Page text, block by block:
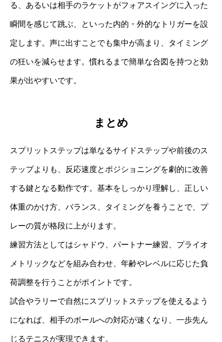
る、あるいは相手のラケットがフォアスイングに入った
瞬間を感じて跳ぶ、といった内的・外的なトリガーを設
定します。声に出すことでも集中が高まり、タイミング
の狂いを減らせます。慣れるまで簡単な合図を持つと効
果が出やすいです。
まとめ
スプリットステップは単なるサイドステップや前後のス
テップよりも、反応速度とポジショニングを劇的に改善
する鍵となる動作です。基本をしっかり理解し、正しい
体重のかけ方、バランス、タイミングを養うことで、プ
レーの質が格段に上がります。
練習方法としてはシャドウ、パートナー練習、プライオ
メトリックなどを組み合わせ、年齢やレベルに応じた負
荷調整を行うことがポイントです。
試合やラリーで自然にスプリットステップを使えるよう
になれば、相手のボールへの対応が速くなり、一歩先ん
じるテニスが実現できます。